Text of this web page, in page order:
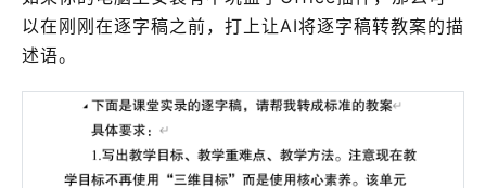
以在刚刚在逐字稿之前，打上让AI将逐字稿转教案的描
述语。